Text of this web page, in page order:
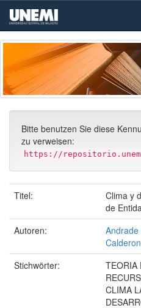
Skip
navigation
Bitte benutzen Sie diese
zu verweisen:
https://
Titel:
Clima y
de
Autoren:
Stichwörter:
TEORIA
CLIMA